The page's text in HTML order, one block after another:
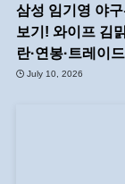
삼성 임기영 야
보기! 와이프 김
란·연봉·트레이
July 10, 2026